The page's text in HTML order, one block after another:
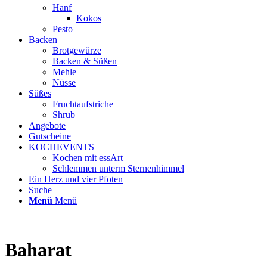
Hanf
Kokos
Pesto
Backen
Brotgewürze
Backen & Süßen
Mehle
Nüsse
Süßes
Fruchtaufstriche
Shrub
Angebote
Gutscheine
KOCHEVENTS
Kochen mit essArt
Schlemmen unterm Sternenhimmel
Ein Herz und vier Pfoten
Suche
Menü Menü
Baharat